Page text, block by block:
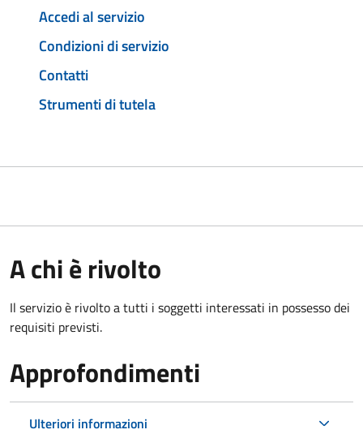
Accedi al servizio
Condizioni di servizio
Contatti
Strumenti di tutela
A chi è rivolto
Il servizio è rivolto a tutti i soggetti interessati in possesso dei
requisiti previsti.
Approfondimenti
Ulteriori informazioni